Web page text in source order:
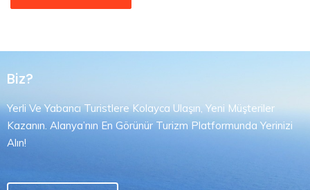
Biz?
Yerli Ve Yabancı Turistlere Kolayca Ulaşın, Yeni Müşteriler
Kazanın. Alanya’nın En Görünür Turizm Platformunda Yerinizi
Alın!